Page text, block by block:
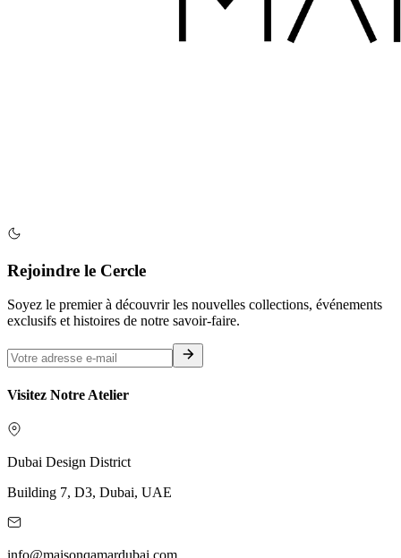
Rejoindre le Cercle
Soyez le premier à découvrir les nouvelles collections, événements
exclusifs et histoires de notre savoir-faire.
Visitez Notre Atelier
Dubai Design District
Building 7, D3, Dubai, UAE
info@maisonqamardubai.com